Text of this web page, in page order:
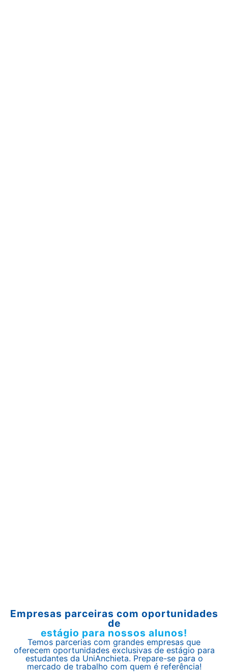
Empresas parceiras com oportunidades
de
estágio para nossos alunos!
Temos parcerias com grandes empresas que
oferecem oportunidades exclusivas de estágio para
estudantes da UniAnchieta. Prepare-se para o
mercado de trabalho com quem é referência!